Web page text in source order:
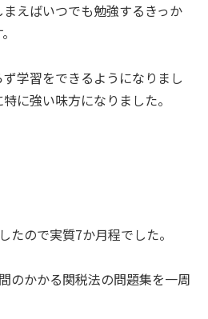
えばいつでも勉強するきっか
学習をできるようになりまし
に強い味方になりました。
たので実質7か月程でした。
のかかる関税法の問題集を一周